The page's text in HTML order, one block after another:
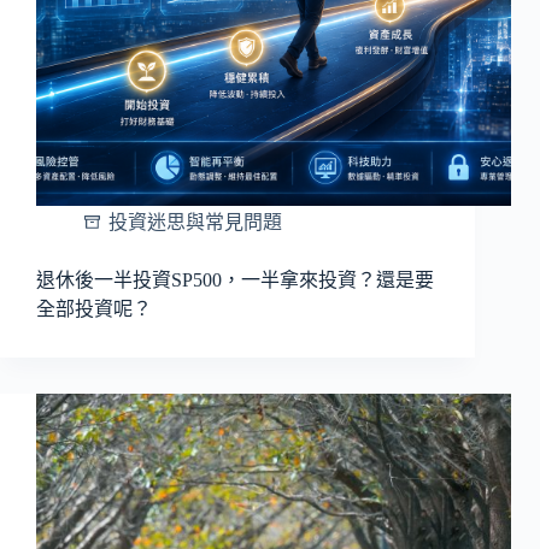
投資迷思與常見問題
退休後一半投資SP500，一半拿來投資？還是要
全部投資呢？